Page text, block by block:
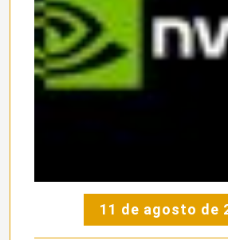
11 de agosto de